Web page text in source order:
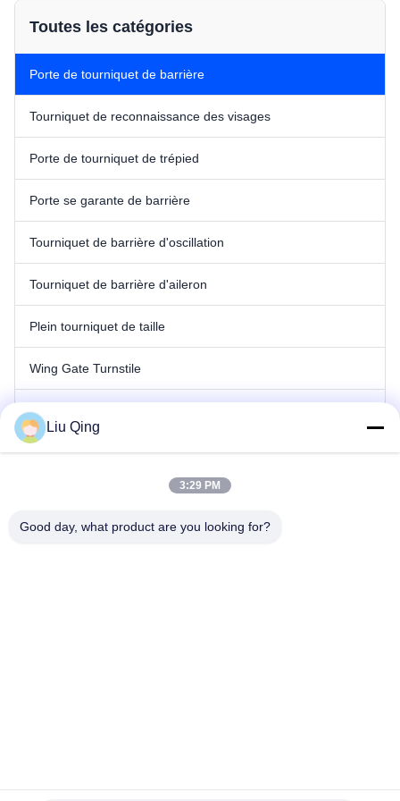
Toutes les catégories
Porte de tourniquet de barrière
Tourniquet de reconnaissance des visages
Porte de tourniquet de trépied
Porte se garante de barrière
Tourniquet de barrière d'oscillation
Tourniquet de barrière d'aileron
Plein tourniquet de taille
Wing Gate Turnstile
Porte de barrière de Polonais
Barrière Barrier Gate
La publicité des barrières
Tourniquet de créneau de vitesse
Liu Qing
3:29 PM
Good day, what product are you looking for?